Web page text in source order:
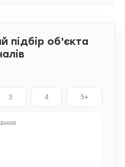
підбір об'єкта
3 4 5+